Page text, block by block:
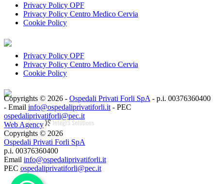
Privacy Policy OPF
Privacy Policy Centro Medico Cervia
Cookie Policy
Privacy Policy OPF
Privacy Policy Centro Medico Cervia
Cookie Policy
Copyrights © 2026 - Ospedali Privati Forli SpA - p.i. 00376360400
- Email info@ospedaliprivatiforli.it - PEC
ospedaliprivatiforli@pec.it
Web Agency
Copyrights © 2026
Ospedali Privati Forli SpA
p.i. 00376360400
Email info@ospedaliprivatiforli.it
PEC ospedaliprivatiforli@pec.it